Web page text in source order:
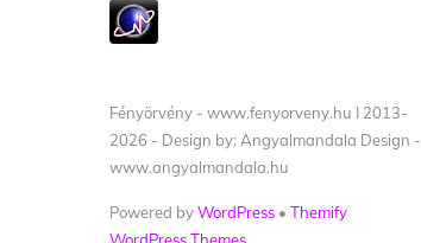
Fényörvény - www.fenyorveny.hu I 2013-
2026 - Design by: Angyalmandala Design -
www.angyalmandala.hu
Powered byWordPress • Themify
WordPress Themes